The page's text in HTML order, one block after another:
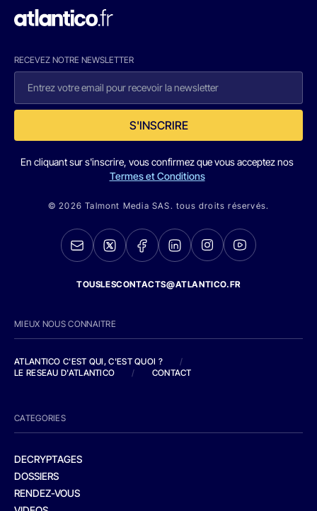
RECEVEZ NOTRE NEWSLETTER
S'INSCRIRE
En cliquant sur s'inscrire, vous confirmez que vous acceptez nos
Termes et Conditions
© 2026 Talmont Media SAS. tous droits réservés.
TOUSLESCONTACTS@ATLANTICO.FR
MIEUX NOUS CONNAITRE
ATLANTICO C'EST QUI, C'EST QUOI ?
/
LE RESEAU D'ATLANTICO
/ CONTACT
CATEGORIES
DECRYPTAGES
DOSSIERS
RENDEZ-VOUS